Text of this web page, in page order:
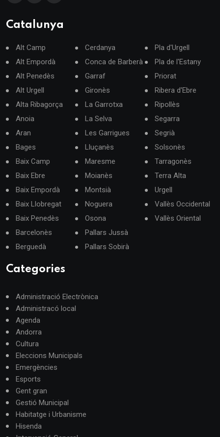
Catalunya
Alt Camp
Alt Empordà
Alt Penedès
Alt Urgell
Alta Ribagorça
Anoia
Aran
Bages
Baix Camp
Baix Ebre
Baix Empordà
Baix Llobregat
Baix Penedès
Barcelonès
Berguedà
Cerdanya
Conca de Barberà
Garraf
Gironès
La Garrotxa
La Selva
Les Garrigues
Lluçanès
Maresme
Moianès
Montsià
Noguera
Osona
Pallars Jussà
Pallars Sobirà
Pla d'Urgell
Pla de l'Estany
Priorat
Ribera d'Ebre
Ripollès
Segarra
Segrià
Solsonès
Tarragonès
Terra Alta
Urgell
Vallès Occidental
Vallès Oriental
Categories
Administració Electrònica
Administracó local
Agenda
Andorra
Cultura
Eleccions Municipals
Emergències
Esports
Gent gran
Gestió Municipal
Habitatge i Urbanisme
Hisenda